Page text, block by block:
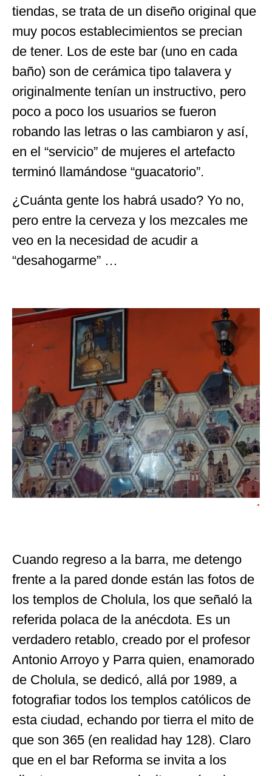
tiendas, se trata de un diseño original que
muy pocos establecimientos se precian
de tener. Los de este bar (uno en cada
baño) son de cerámica tipo talavera y
originalmente tenían un instructivo, pero
poco a poco los usuarios se fueron
robando las letras o las cambiaron y así,
en el “servicio” de mujeres el artefacto
terminó llamándose “guacatorio”.
¿Cuánta gente los habrá usado? Yo no,
pero entre la cerveza y los mezcales me
veo en la necesidad de acudir a
“desahogarme” …
Cuando regreso a la barra, me detengo
frente a la pared donde están las fotos de
los templos de Cholula, los que señaló la
referida polaca de la anécdota. Es un
verdadero retablo, creado por el profesor
Antonio Arroyo y Parra quien, enamorado
de Cholula, se dedicó, allá por 1989, a
fotografiar todos los templos católicos de
esta ciudad, echando por tierra el mito de
que son 365 (en realidad hay 128). Claro
que en el bar Reforma se invita a los